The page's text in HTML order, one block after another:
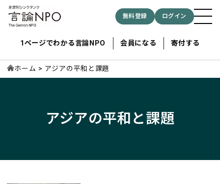
無料登録 ログイン
1ページでわかる言論NPO 会員になる 寄付する
ホーム アジアの平和と課題
アジアの平和と課題